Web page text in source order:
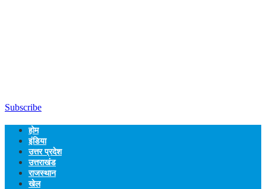
Subscribe
होम
इंडिया
उत्तर प्रदेश
उत्तराखंड
राजस्थान
खेल